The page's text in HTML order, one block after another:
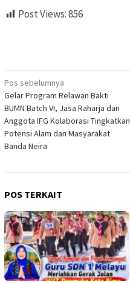
Post Views:856
Navigasi
pos
Pos sebelumnya
Gelar Program Relawan Bakti
BUMN Batch VI, Jasa Raharja dan
Anggota IFG Kolaborasi Tingkatkan
Potensi Alam dan Masyarakat
Banda Neira
POS TERKAIT